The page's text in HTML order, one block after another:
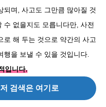
되며, 사고도 그만큼 많아질 것
수 없을지도 모릅니다만, 사전
로 해 두는 것으로 약간의 사고
행을 보낼 수 있을 것입니다.
입니다.
검색은 여기로